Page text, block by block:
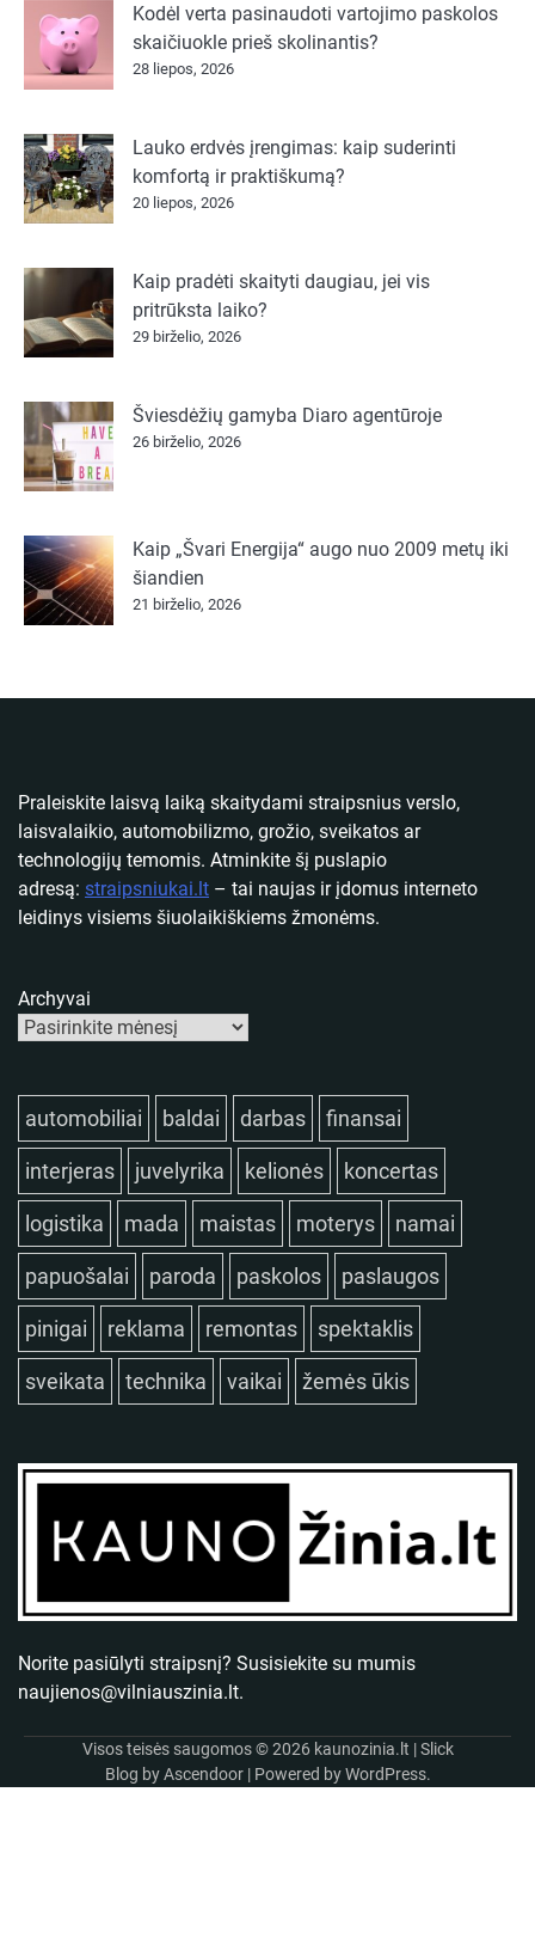
Kodėl verta pasinaudoti vartojimo paskolos
skaičiuokle prieš skolinantis?
28 liepos, 2026
Lauko erdvės įrengimas: kaip suderinti
komfortą ir praktiškumą?
20 liepos, 2026
Kaip pradėti skaityti daugiau, jei vis
pritrūksta laiko?
29 birželio, 2026
Šviesdėžių gamyba Diaro agentūroje
26 birželio, 2026
Kaip „Švari Energija“ augo nuo 2009 metų iki
šiandien
21 birželio, 2026
Praleiskite laisvą laiką skaitydami straipsnius verslo,
laisvalaikio, automobilizmo, grožio, sveikatos ar
technologijų temomis. Atminkite šį puslapio
adresą: straipsniukai.lt – tai naujas ir įdomus interneto
leidinys visiems šiuolaikiškiems žmonėms.
Archyvai
automobiliai baldai darbas finansai
interjeras juvelyrika kelionės koncertas
logistika mada maistas moterys namai
papuošalai paroda paskolos paslaugos
pinigai reklama remontas spektaklis
sveikata technika vaikai žemės ūkis
Norite pasiūlyti straipsnį? Susisiekite su mumis
naujienos@vilniauszinia.lt.
Visos teisės saugomos © 2026 kaunozinia.lt | Slick
Blog byAscendoor| Powered byWordPress.